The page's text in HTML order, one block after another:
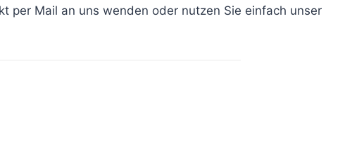
per Mail an uns wenden oder nutzen Sie einfach unser